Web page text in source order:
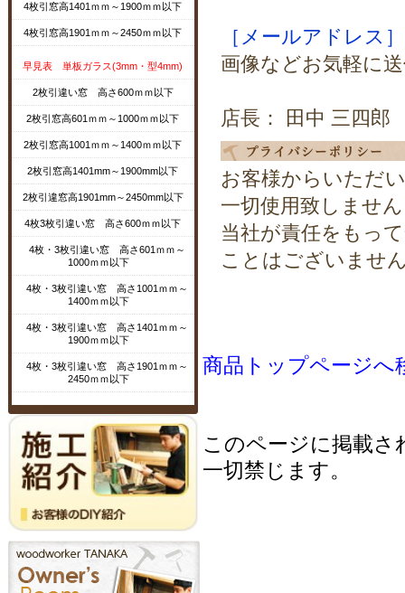
4枚引窓高1401ｍｍ～1900ｍｍ以下
4枚引窓高1901ｍｍ～2450ｍｍ以下
早見表 単板ガラス(3mm・型4mm)
2枚引違い窓 高さ600ｍｍ以下
2枚引窓高601ｍｍ～1000ｍｍ以下
2枚引窓高1001ｍｍ～1400ｍｍ以下
2枚引窓高1401mm～1900mm以下
2枚引違窓高1901mm～2450mm以下
4枚3枚引違い窓 高さ600ｍｍ以下
4枚・3枚引違い窓 高さ601ｍｍ～
1000ｍｍ以下
4枚・3枚引違い窓 高さ1001ｍｍ～
1400ｍｍ以下
4枚・3枚引違い窓 高さ1401ｍｍ～
1900ｍｍ以下
4枚・3枚引違い窓 高さ1901ｍｍ～
2450ｍｍ以下
［メールアドレス
画像などお気軽に
店長： 田中 三四郎
お客様からいただ
一切使用致しませ
当社が責任をもっ
ことはございませ
商品トップページへ
このページに掲載さ
一切禁じます。